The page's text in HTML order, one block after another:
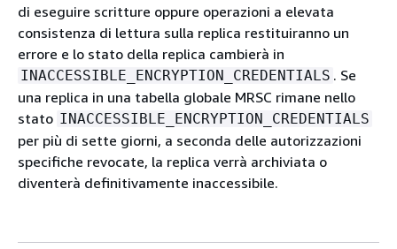
di eseguire scritture oppure operazioni a elevata
consistenza di lettura sulla replica restituiranno un
errore e lo stato della replica cambierà in
INACCESSIBLE_ENCRYPTION_CREDENTIALS . Se
una replica in una tabella globale MRSC rimane nello
stato INACCESSIBLE_ENCRYPTION_CREDENTIALS
per più di sette giorni, a seconda delle autorizzazioni
specifiche revocate, la replica verrà archiviata o
diventerà definitivamente inaccessibile.